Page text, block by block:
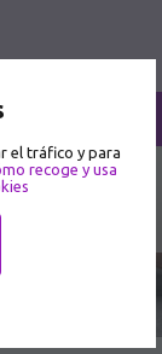
el tráfico y para
recoge y usa